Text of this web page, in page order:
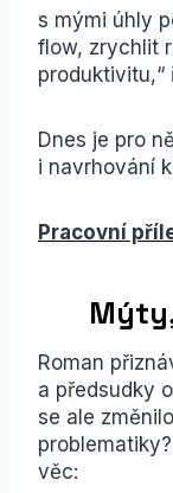
s mými úhly
flow, zrychlit
produktivitu,“
Dnes je pro
i navrhování
Pracovní
Roman
a předsudky
se ale
věc: